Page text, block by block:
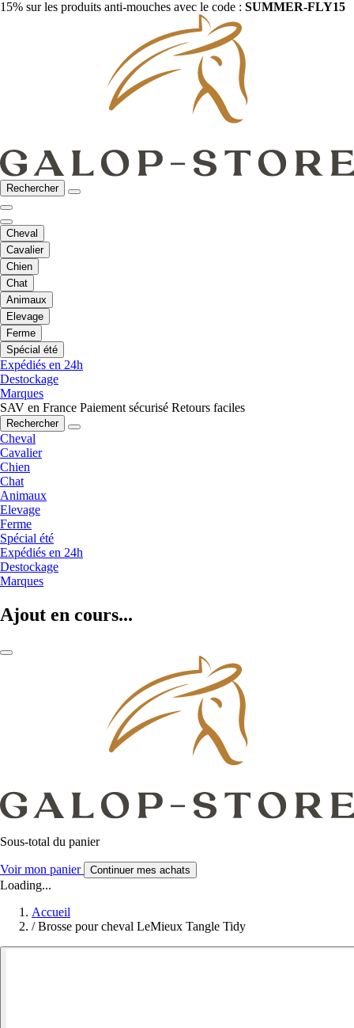
15% sur les produits anti-mouches avec le code : SUMMER-FLY15
Rechercher
Cheval
Cavalier
Chien
Chat
Animaux
Elevage
Ferme
Spécial été
Expédiés en 24h
Destockage
Marques
SAV en France Paiement sécurisé Retours faciles
Rechercher
Cheval
Cavalier
Chien
Chat
Animaux
Elevage
Ferme
Spécial été
Expédiés en 24h
Destockage
Marques
Ajout en cours...
Sous-total du panier
Voir mon panier Continuer mes achats
Loading...
Accueil
/ Brosse pour cheval LeMieux Tangle Tidy